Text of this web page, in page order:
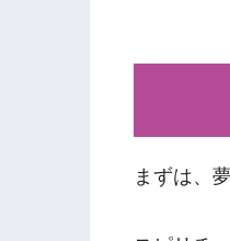
まずは、